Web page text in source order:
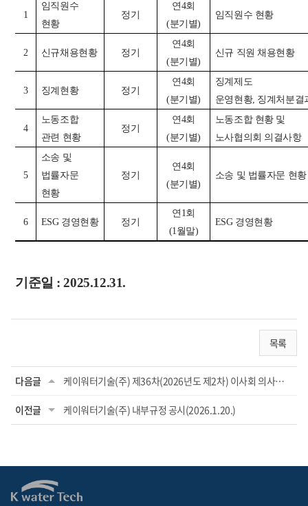
1
임직원수
현황
정기
연4회
(분기별)
임직원수 현황
2 신규채용현황 정기
연4회
(분기별)
신규 직원 채용현황
3 징계현황 정기
연4회
(분기별)
징계제도
운영현황, 징계처분결
4
노동조합
관련 현황
정기
연4회
(분기별)
노동조합 현황 및
노사협의회 의결사항
5
소송 및
법률자문
현황
정기
연4회
(분기별)
소송 및 법률자문 현황
6 ESG 경영현황 정기
연 1회
(1월말)
ESG 경영현황
기준일 : 2025.12.31.
목록
다음글 케이워터기술(주) 제36차(2026년도 제2차) 이사회 의사록 공시
이전글 케이워터기술(주) 내부규정 공시(2026.1.20.)